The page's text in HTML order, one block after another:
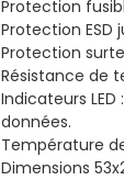
Protection
Protection ESD
Protection
Résistance de
Indicateurs
données.
Température
Dimensions